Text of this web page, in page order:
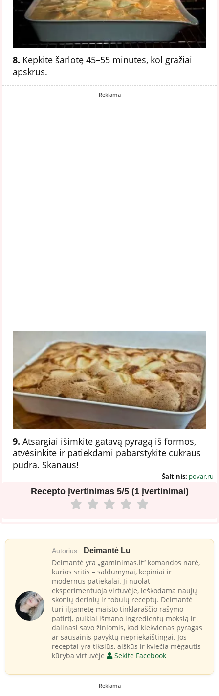
8. Kepkite šarlotę 45–55 minutes, kol gražiai
apskrus.
Reklama
9. Atsargiai išimkite gatavą pyragą iš formos,
atvėsinkite ir patiekdami pabarstykite cukraus
pudra. Skanaus!
Šaltinis: povar.ru
Recepto įvertinimas 5/5 (1 įvertinimai)
Autorius: Deimantė Lu
Deimantė yra „gaminimas.lt“ komandos narė,
kurios sritis – saldumynai, kepiniai ir
modernūs patiekalai. Ji nuolat
eksperimentuoja virtuvėje, ieškodama naujų
skonių derinių ir tobulų receptų. Deimantė
turi ilgametę maisto tinklaraščio rašymo
patirtį, puikiai išmano ingredientų mokslą ir
dalinasi savo žiniomis, kad kiekvienas pyragas
ar sausainis pavyktų nepriekaištingai. Jos
receptai yra tikslūs, aiškūs ir kviečia mėgautis
kūryba virtuvėje
Sekite Facebook
Reklama